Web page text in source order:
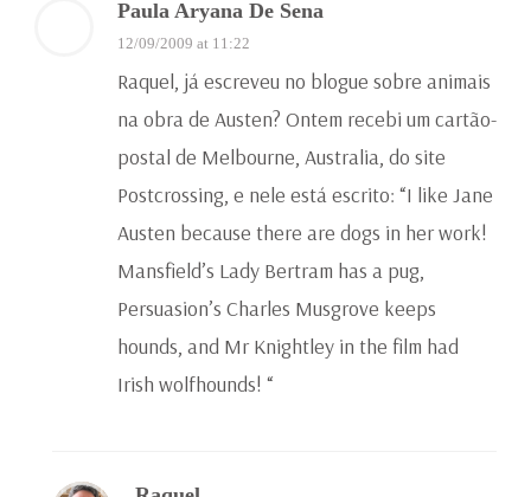
Paula Aryana De Sena
12/09/2009 at 11:22
Raquel, já escreveu no blogue sobre animais
na obra de Austen? Ontem recebi um cartão-
postal de Melbourne, Australia, do site
Postcrossing, e nele está escrito: “I like Jane
Austen because there are dogs in her work!
Mansfield’s Lady Bertram has a pug,
Persuasion’s Charles Musgrove keeps
hounds, and Mr Knightley in the film had
Irish wolfhounds! “